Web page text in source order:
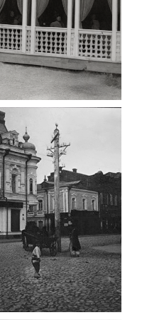
1947
Житомир (1945-
a comment